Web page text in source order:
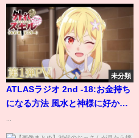
未分類
ATLASラジオ 2nd -18:お金持ち
になる方法 風水と神様に好かれ